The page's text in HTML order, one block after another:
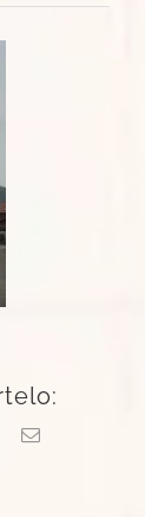
Correo